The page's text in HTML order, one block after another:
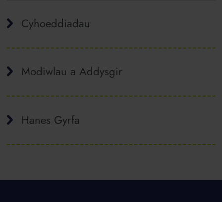
Cyhoeddiadau
Modiwlau a Addysgir
Hanes Gyrfa